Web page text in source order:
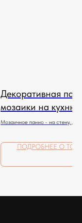
Декоративная
мозаики на кухню
Мозаичное панно - на стену, для
ПОДРОБНЕЕ О